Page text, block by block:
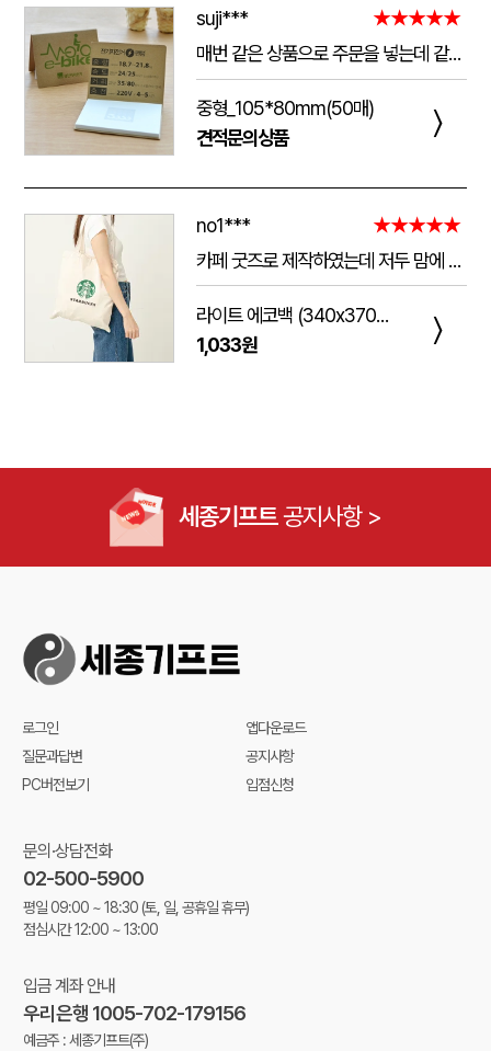
suji***
★★★★★
매번 같은 상품으로 주문을 넣는데 같은 품질로 받을 수 있어서 좋습니다. 배송 기간도 적당히 잘오는거 같아요. 앞으로도 계속 이용할꺼 같습니다. 지금과 같은 품질로 유지해주세요!!
중형_105*80mm(50매)
견적문의상품
〉
no1***
★★★★★
카페 굿즈로 제작하였는데 저두 맘에 들고 손님들도 맘에 들어하세요. 저두 매일 들고 다니는데 탄탄해서 좋아요.가격도 맘에 들어서 벌써 3번째 주문했어요.진행 과정에 있어서도 상담 직원분들 세심하고 친절하세요.
라이트 에코백 (340x370mm)
1,033원
〉
세종기프트공지사항 >
로그인
앱다운로드
질문과답변
공지사항
PC버전보기
입점신청
문의·상담전화
02-500-5900
평일 09:00 ~ 18:30(토, 일, 공휴일 휴무)
점심시간 12:00 ~ 13:00
입금 계좌 안내
우리은행 1005-702-179156
예금주 : 세종기프트(주)